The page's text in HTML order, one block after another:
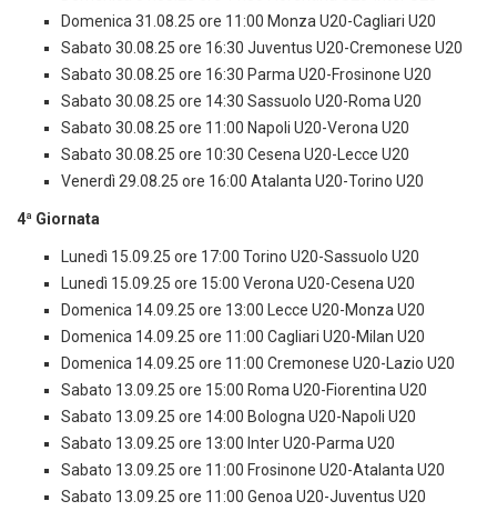
Domenica 31.08.25 ore 11:00 Monza U20-Cagliari U20
Sabato 30.08.25 ore 16:30 Juventus U20-Cremonese U20
Sabato 30.08.25 ore 16:30 Parma U20-Frosinone U20
Sabato 30.08.25 ore 14:30 Sassuolo U20-Roma U20
Sabato 30.08.25 ore 11:00 Napoli U20-Verona U20
Sabato 30.08.25 ore 10:30 Cesena U20-Lecce U20
Venerdì 29.08.25 ore 16:00 Atalanta U20-Torino U20
4ª Giornata
Lunedì 15.09.25 ore 17:00 Torino U20-Sassuolo U20
Lunedì 15.09.25 ore 15:00 Verona U20-Cesena U20
Domenica 14.09.25 ore 13:00 Lecce U20-Monza U20
Domenica 14.09.25 ore 11:00 Cagliari U20-Milan U20
Domenica 14.09.25 ore 11:00 Cremonese U20-Lazio U20
Sabato 13.09.25 ore 15:00 Roma U20-Fiorentina U20
Sabato 13.09.25 ore 14:00 Bologna U20-Napoli U20
Sabato 13.09.25 ore 13:00 Inter U20-Parma U20
Sabato 13.09.25 ore 11:00 Frosinone U20-Atalanta U20
Sabato 13.09.25 ore 11:00 Genoa U20-Juventus U20